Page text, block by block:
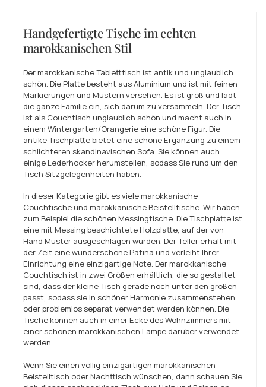
Handgefertigte Tische im echten
marokkanischen Stil
Der marokkanische Tabletttisch ist antik und unglaublich
schön. Die Platte besteht aus Aluminium und ist mit feinen
Markierungen und Mustern versehen. Es ist groß und lädt
die ganze Familie ein, sich darum zu versammeln. Der Tisch
ist als Couchtisch unglaublich schön und macht auch in
einem Wintergarten/Orangerie eine schöne Figur. Die
antike Tischplatte bietet eine schöne Ergänzung zu einem
schlichteren skandinavischen Sofa. Sie können auch
einige Lederhocker herumstellen, sodass Sie rund um den
Tisch Sitzgelegenheiten haben.
In dieser Kategorie gibt es viele marokkanische
Couchtische und marokkanische Beistelltische. Wir haben
zum Beispiel die schönen Messingtische. Die Tischplatte ist
eine mit Messing beschichtete Holzplatte, auf der von
Hand Muster ausgeschlagen wurden. Der Teller erhält mit
der Zeit eine wunderschöne Patina und verleiht Ihrer
Einrichtung eine einzigartige Note. Der marokkanische
Couchtisch ist in zwei Größen erhältlich, die so gestaltet
sind, dass der kleine Tisch gerade noch unter den großen
passt, sodass sie in schöner Harmonie zusammenstehen
oder problemlos separat verwendet werden können. Die
Tische können auch in einer Ecke des Wohnzimmers mit
einer schönen marokkanischen Lampe darüber verwendet
werden.
Wenn Sie einen völlig einzigartigen marokkanischen
Beistelltisch oder Nachttisch wünschen, dann schauen Sie